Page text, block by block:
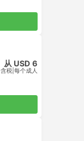
从 USD 6
含税 每个成人